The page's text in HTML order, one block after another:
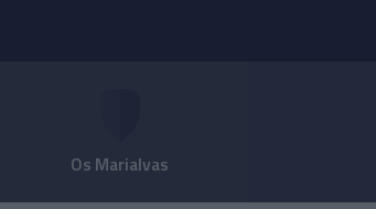
Os Marialvas